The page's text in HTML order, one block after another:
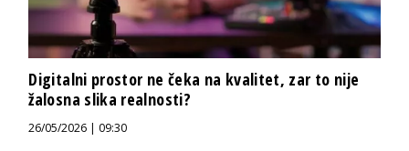
Digitalni prostor ne čeka na kvalitet, zar to nije
žalosna slika realnosti?
26/05/2026 | 09:30